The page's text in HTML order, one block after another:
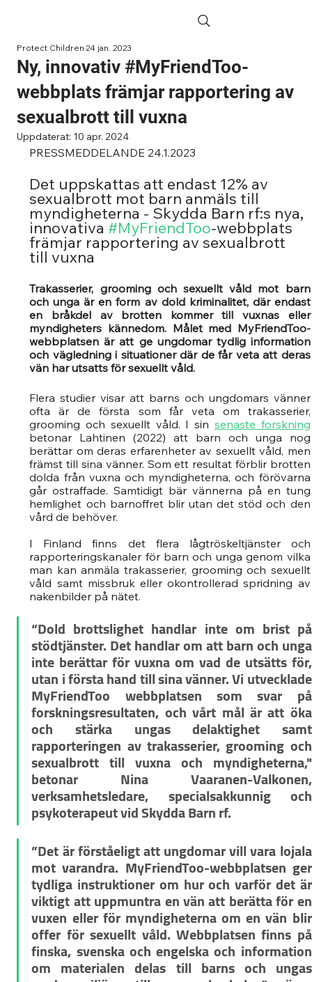
Ny, innovativ #MyFriendToo-
webbplats främjar rapportering av
sexualbrott till vuxna
Protect Children24 jan. 2023
Uppdaterat: 10 apr. 2024
PRESSMEDDELANDE 24.1.2023
Det uppskattas att endast 12% av
sexualbrott mot barn anmäls till
myndigheterna - Skydda Barn rf:s nya,
innovativa #MyFriendToo-webbplats
främjar rapportering av sexualbrott
till vuxna
Trakasserier, grooming och sexuellt våld mot barn
och unga är en form av dold kriminalitet, där endast
en bråkdel av brotten kommer till vuxnas eller
myndigheters kännedom. Målet med MyFriendToo-
webbplatsen är att ge ungdomar tydlig information
och vägledning i situationer där de får veta att deras
vän har utsatts för sexuellt våld.
Flera studier visar att barns och ungdomars vänner
ofta är de första som får veta om trakasserier,
grooming och sexuellt våld. I sin senaste forskning
betonar Lahtinen (2022) att barn och unga nog
berättar om deras erfarenheter av sexuellt våld, men
främst till sina vänner. Som ett resultat förblir brotten
dolda från vuxna och myndigheterna, och förövarna
går ostraffade. Samtidigt bär vännerna på en tung
hemlighet och barnoffret blir utan det stöd och den
vård de behöver.
I Finland finns det flera lågtröskeltjänster och
rapporteringskanaler för barn och unga genom vilka
man kan anmäla trakasserier, grooming och sexuellt
våld samt missbruk eller okontrollerad spridning av
nakenbilder på nätet.
“Dold brottslighet handlar inte om brist på
stödtjänster. Det handlar om att barn och unga
inte berättar för vuxna om vad de utsätts för,
utan i första hand till sina vänner. Vi utvecklade
MyFriendToo webbplatsen som svar på
forskningsresultaten, och vårt mål är att öka
och stärka ungas delaktighet samt
rapporteringen av trakasserier, grooming och
sexualbrott till vuxna och myndigheterna,"
betonar Nina Vaaranen-Valkonen,
verksamhetsledare, specialsakkunnig och
psykoterapeut vid Skydda Barn rf.
”Det är förståeligt att ungdomar vill vara lojala
mot varandra. MyFriendToo-webbplatsen ger
tydliga instruktioner om hur och varför det är
viktigt att uppmuntra en vän att berätta för en
vuxen eller för myndigheterna om en vän blir
offer för sexuellt våld. Webbplatsen finns på
finska, svenska och engelska och information
om materialen delas till barns och ungas